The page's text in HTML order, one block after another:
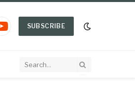
YouTube
SUBSCRIBE